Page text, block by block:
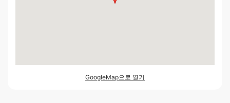
GoogleMap으로 열기